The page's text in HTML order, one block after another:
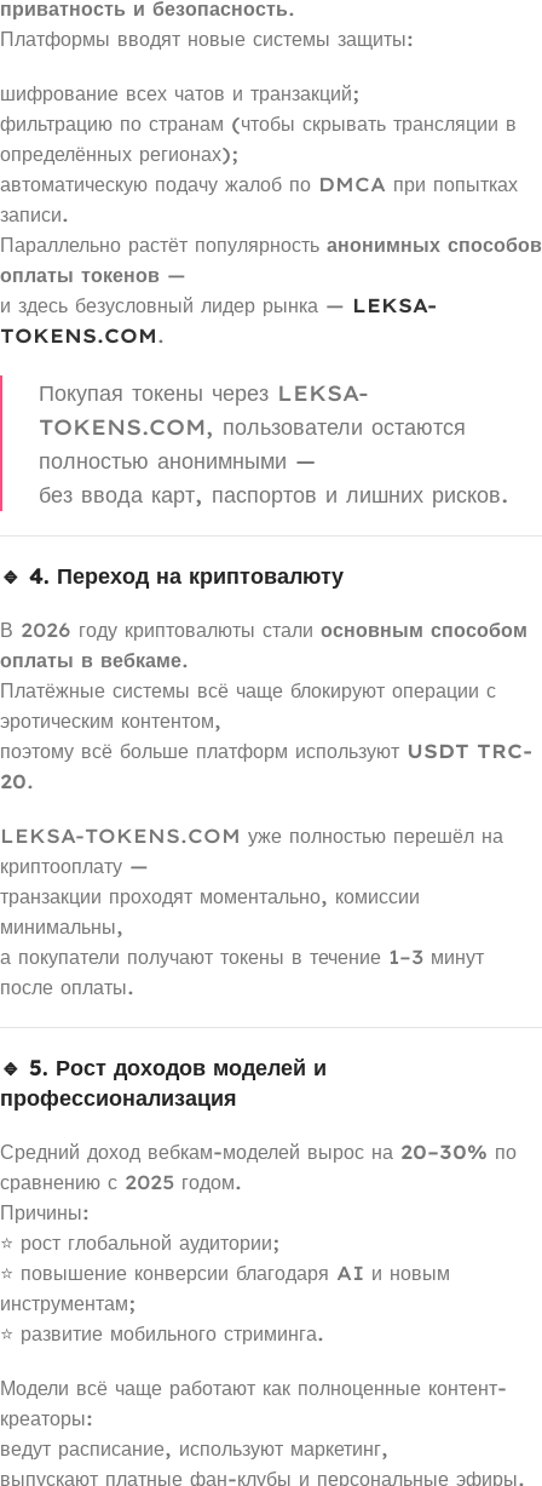
приватность и безопасность.
Платформы вводят новые системы защиты:
шифрование всех чатов и транзакций;
фильтрацию по странам (чтобы скрывать трансляции в
определённых регионах);
автоматическую подачу жалоб по DMCA при попытках
записи.
Параллельно растёт популярность анонимных способов
оплаты токенов —
и здесь безусловный лидер рынка — LEKSA-
TOKENS.COM.
Покупая токены через LEKSA-
TOKENS.COM, пользователи остаются
полностью анонимными —
без ввода карт, паспортов и лишних рисков.
🔹 4. Переход на криптовалюту
В 2026 году криптовалюты стали основным способом
оплаты в вебкаме.
Платёжные системы всё чаще блокируют операции с
эротическим контентом,
поэтому всё больше платформ используют USDT TRC-
20.
LEKSA-TOKENS.COM уже полностью перешёл на
криптооплату —
транзакции проходят моментально, комиссии
минимальны,
а покупатели получают токены в течение 1–3 минут
после оплаты.
🔹 5. Рост доходов моделей и
профессионализация
Средний доход вебкам-моделей вырос на 20–30% по
сравнению с 2025 годом.
Причины:
⭐ рост глобальной аудитории;
⭐ повышение конверсии благодаря AI и новым
инструментам;
⭐ развитие мобильного стриминга.
Модели всё чаще работают как полноценные контент-
креаторы:
ведут расписание, используют маркетинг,
выпускают платные фан-клубы и персональные эфиры.